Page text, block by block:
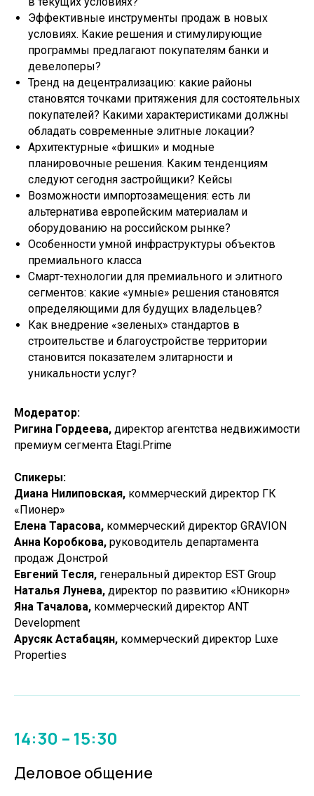
Эффективные инструменты продаж в новых
условиях. Какие решения и стимулирующие
программы предлагают покупателям банки и
девелоперы?
Тренд на децентрализацию: какие районы
становятся точками притяжения для состоятельных
покупателей? Какими характеристиками должны
обладать современные элитные локации?
Архитектурные «фишки» и модные
планировочные решения. Каким тенденциям
следуют сегодня застройщики? Кейсы
Возможности импортозамещения: есть ли
альтернатива европейским материалам и
оборудованию на российском рынке?
Особенности умной инфраструктуры объектов
премиального класса
Смарт-технологии для премиального и элитного
сегментов: какие «умные» решения становятся
определяющими для будущих владельцев?
Как внедрение «зеленых» стандартов в
строительстве и благоустройстве территории
становится показателем элитарности и
уникальности услуг?
Модератор:
Ригина Гордеева, директор агентства недвижимости
премиум сегмента Etagi.Prime
Спикеры:
Диана Нилиповская, коммерческий директор ГК
«Пионер»
Елена Тарасова, коммерческий директор GRAVION
Анна Коробкова, руководитель департамента
продаж Донстрой
Евгений Тесля, генеральный директор EST Group
Наталья Лунева, директор по развитию «Юникорн»
Яна Тачалова, коммерческий директор ANT
Development
Арусяк Астабацян, коммерческий директор Luxe
Properties
14:30 – 15:30
Деловое общение